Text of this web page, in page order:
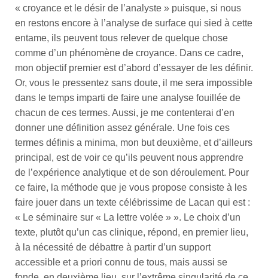
« croyance et le désir de l’analyste » puisque, si nous
en restons encore à l’analyse de surface qui sied à cette
entame, ils peuvent tous relever de quelque chose
comme d’un phénomène de croyance. Dans ce cadre,
mon objectif premier est d’abord d’essayer de les définir.
Or, vous le pressentez sans doute, il me sera impossible
dans le temps imparti de faire une analyse fouillée de
chacun de ces termes. Aussi, je me contenterai d’en
donner une définition assez générale. Une fois ces
termes définis a minima, mon but deuxième, et d’ailleurs
principal, est de voir ce qu’ils peuvent nous apprendre
de l’expérience analytique et de son déroulement. Pour
ce faire, la méthode que je vous propose consiste à les
faire jouer dans un texte célébrissime de Lacan qui est :
« Le séminaire sur « La lettre volée » ». Le choix d’un
texte, plutôt qu’un cas clinique, répond, en premier lieu,
à la nécessité de débattre à partir d’un support
accessible et a priori connu de tous, mais aussi se